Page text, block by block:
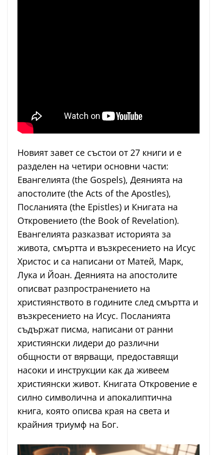
Новият завет се състои от 27 книги и е
разделен на четири основни части:
Евангелията (the Gospels), Деянията на
апостолите (the Acts of the Apostles),
Посланията (the Epistles) и Книгата на
Откровението (the Book of Revelation).
Евангелията разказват историята за
живота, смъртта и възкресението на Исус
Христос и са написани от Матей, Марк,
Лука и Йоан. Деянията на апостолите
описват разпространението на
християнството в годините след смъртта и
възкресението на Исус. Посланията
съдържат писма, написани от ранни
християнски лидери до различни
общности от вярващи, предоставящи
насоки и инструкции как да живеем
християнски живот. Книгата Откровение е
силно символична и апокалиптична
книга, която описва края на света и
крайния триумф на Бог.